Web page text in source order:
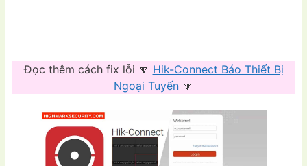
Đọc thêm cách fix lỗi 🔽 Hik-Connect Báo Thiết Bị
Ngoại Tuyến 🔽